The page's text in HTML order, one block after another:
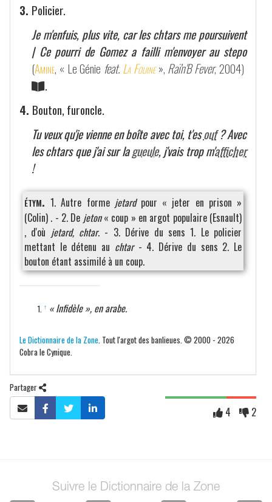
3. Policier.
Je m'enfuis, plus vite, car les chtars me poursuivent
| Ce pourri de Gomez a failli m'envoyer au stepo
(Amine, « Le Génie feat. La Fouine», Raï'n'B Fever, 2004)
.
4. Bouton, furoncle.
Tu veux qu'je vienne en boîte avec toi, t'esouf? Avec
les chtars que j'ai sur lagueule, j'vais trop m'afficher
!
étym.1. Autre forme jetardpour « jeter en prison »
(Colin) . - 2. De jeton« coup » en argot populaire (Esnault)
, d'où jetard, chtar. - 3. Dérive du sens 1. Le policier
mettant le détenu au chtar- 4. Dérive du sens 2. Le
bouton étant assimilé à un coup.
↑ « Infidèle », en arabe.
Le Dictionnaire de la Zone . Tout l'argot des banlieues. © 2000 - 2026
Cobra le Cynique.
Partager
4 2
Suivre le Dictionnaire de la Zone